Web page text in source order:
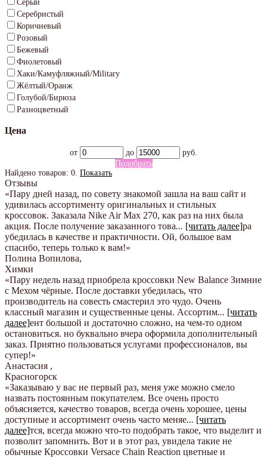
Серый
Серебристый
Коричневый
Розовый
Бежевый
Фиолетовый
Хаки/Камуфляжный/Military
Жёлтый/Оранж
Голубой/Бирюза
Разноцветный
Цена
от до
руб.
Подобрать
Найдено товаров: 0. Показать
Отзывы
«Пару дней назад, по совету знакомой зашла на ваш сайт и
удивилась ассортименту оригинальных и стильных
кроссовок. Заказала Nike Air Max 270, как раз на них была
акция. После получение заказанного това... [читать далее]ра
убедилась в качестве и практичности. Ой, большое вам
спасибо, теперь только к вам!»
Полина Вопилова,
Химки
«Пару недель назад приобрела кроссовки New Balance Зимние
с Мехом чёрные. После доставки убедилась, что
производитель на совесть смастерил это чудо. Очень
классный магазин и существенные цены. Ассортим... [читать
далее]ент большой и достаточно сложно, на чем-то одном
остановиться. но буквально вчера оформила дополнительный
заказ. Приятно пользоваться услугами профессионалов, вы
супер!»
Анастасия ,
Красногорск
«Заказываю у вас не первый раз, меня уже можно смело
назвать постоянным покупателем. Все очень просто
объясняется, качество товаров, всегда очень хорошее, цены
доступные и ассортимент очень часто меняе... [читать
далее]тся, всегда можно что-то подобрать такое, что выделит и
позволит запомнить. Вот и в этот раз, увидела такие не
обычные Кроссовки Versace Chain Reaction цветные и